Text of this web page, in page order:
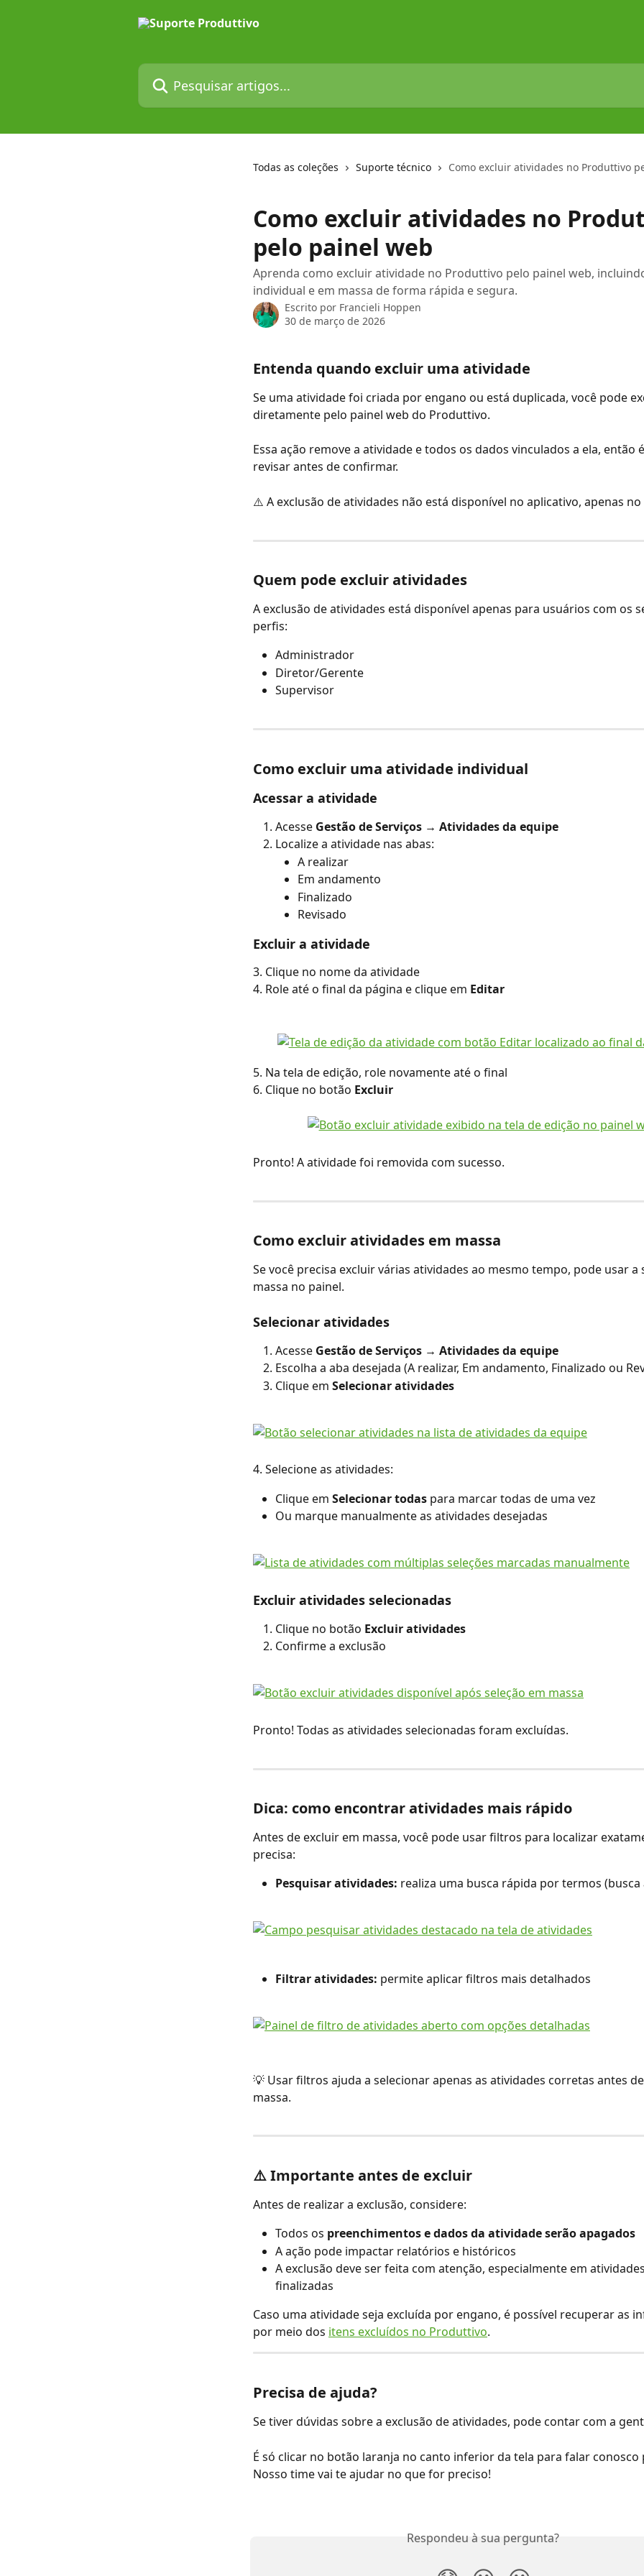
Pesquisar artigos...
Todas as coleções Suporte técnico Como excluir atividades no Produttivo
Como excluir atividades no
pelo painel web
Aprenda como excluir atividade no Produttivo pelo painel web,
individual e em massa de forma rápida e segura.
Escrito por Francieli Hoppen
30 de março de 2026
Entenda quando excluir uma atividade
Se uma atividade foi criada por engano ou está duplicada, você pode
diretamente pelo painel web do Produttivo.
Essa ação remove a atividade e todos os dados vinculados a ela, então
revisar antes de confirmar.
⚠️ A exclusão de atividades não está disponível no aplicativo, apenas
Quem pode excluir atividades
A exclusão de atividades está disponível apenas para usuários com os
perfis:
Administrador
Diretor/Gerente
Supervisor
Como excluir uma atividade individual
Acessar a atividade
Acesse Gestão de Serviços → Atividades da equipe
Localize a atividade nas abas:
A realizar
Em andamento
Finalizado
Revisado
Excluir a atividade
3. Clique no nome da atividade
4. Role até o final da página e clique em Editar
5. Na tela de edição, role novamente até o final
6. Clique no botão Excluir
Pronto! A atividade foi removida com sucesso.
Como excluir atividades em massa
Se você precisa excluir várias atividades ao mesmo tempo, pode usar a
massa no painel.
Selecionar atividades
Acesse Gestão de Serviços → Atividades da equipe
Escolha a aba desejada (A realizar, Em andamento, Finalizado ou
Clique em Selecionar atividades
4. Selecione as atividades:
Clique em Selecionar todas para marcar todas de uma vez
Ou marque manualmente as atividades desejadas
Excluir atividades selecionadas
Clique no botão Excluir atividades
Confirme a exclusão
Pronto! Todas as atividades selecionadas foram excluídas.
Dica: como encontrar atividades mais rápido
Antes de excluir em massa, você pode usar filtros para localizar
precisa:
Pesquisar atividades: realiza uma busca rápida por termos (busca
Filtrar atividades: permite aplicar filtros mais detalhados
💡 Usar filtros ajuda a selecionar apenas as atividades corretas antes
massa.
⚠️ Importante antes de excluir
Antes de realizar a exclusão, considere:
Todos os preenchimentos e dados da atividade serão apagados
A ação pode impactar relatórios e históricos
A exclusão deve ser feita com atenção, especialmente em
finalizadas
Caso uma atividade seja excluída por engano, é possível recuperar as
por meio dos itens excluídos no Produttivo.
Precisa de ajuda?
Se tiver dúvidas sobre a exclusão de atividades, pode contar com a
É só clicar no botão laranja no canto inferior da tela para falar conosco
Nosso time vai te ajudar no que for preciso!
Respondeu à sua pergunta?